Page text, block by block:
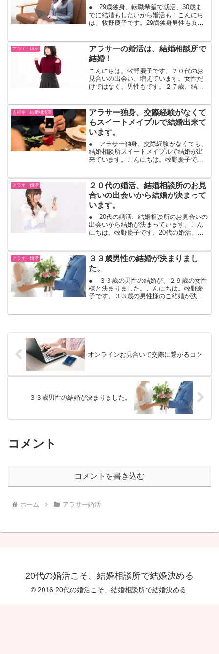
● 29歳独身、転職希望で就活、30歳ま
でに結婚もしたいから婚活も！こんにち
は。牧野慶子です。29歳独身男性も女性
時に結婚も考えたい。同時進行はなかな
か難しい。まずは、...
アラサー婚活
アラサーの婚活は、結婚相談所で
結婚！
こんにちは。牧野慶子です。２０代のお
見合いの出会い、増えています。女性だ
けではなく、男性もです。２７歳、結婚
したい！ここから、出会って恋愛になっ
て、そして、また相手との...
吉祥寺 結婚相談所
アラサー独身、交際経験がなくて
もスイートメイプルで結婚出来て
います。
● アラサー独身、交際経験がなくても、
結婚相談所スイートメイプルで結婚が出
来ています。こんにちは。牧野慶子で
会いから仮交際になって、デートも経験
して経験値が上がっていき...
アラサー婚活
２０代の婚活、結婚相談所のお見
合いの出会いから結婚が決まって
います。
● 20代の婚活、結婚相談所のお見合いの
出会いから結婚が決まっています。こん
にちは。牧野慶子です。20代の婚活、恋
恋愛になってプロポーズ、結婚が決まっ
ています。結婚を見...
アラサー婚活
３３歳男性の結婚が決まりまし
た。
● ３３歳の男性の結婚が、２９歳の女性
様と決まりました。こんにちは。牧野慶
子です。３３歳の男性様のご結婚が決ま
オンラインお見合いで交際に繋がるコツ
３３歳男性の結婚が決まりました。
コメント
コメントを書き込む
ホーム アラサー婚活
20代の婚活こそ、結婚相談所で結婚決める
© 2016 20代の婚活こそ、結婚相談所で結婚決める.